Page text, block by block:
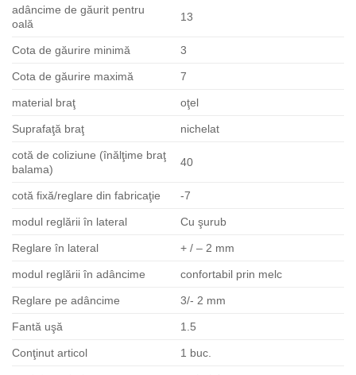
adâncime de găurit pentru
oală
13
Cota de găurire minimă 3
Cota de găurire maximă 7
material braţ oţel
Suprafaţă braţ nichelat
cotă de coliziune (înălţime braţ
balama)
40
cotă fixă/reglare din fabricaţie -7
modul reglării în lateral Cu şurub
Reglare în lateral + / – 2 mm
modul reglării în adâncime confortabil prin melc
Reglare pe adâncime 3/- 2 mm
Fantă uşă 1.5
Conţinut articol 1 buc.